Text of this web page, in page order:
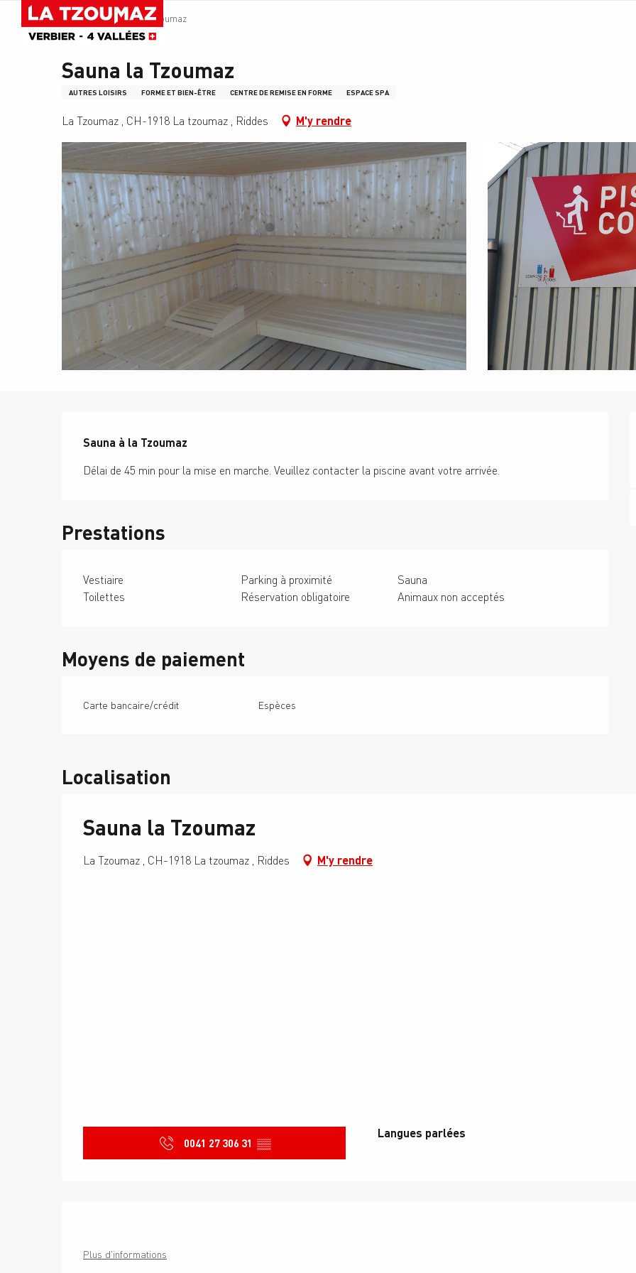
contenu
Accueil Sauna la Tzoumaz
Sauna la Tzoumaz
AUTRES LOISIRS FORME ET BIEN-ÊTRE CENTRE DE REMISE EN FORME ESPACE SPA
La Tzoumaz , CH-1918 La tzoumaz , Riddes M'y rendre
Sauna à la Tzoumaz
Délai de 45 min pour la mise en marche. Veuillez contacter la piscine avant votre arrivée.
Prestations
Vestiaire Parking à proximité
Sauna
Toilettes
Réservation obligatoire Animaux non acceptés
Moyens de paiement
Carte bancaire/crédit Espèces
Localisation
Sauna la Tzoumaz
La Tzoumaz , CH-1918 La tzoumaz , Riddes M'y rendre
0041 27 306 31 ▒▒
Langues parlées
Langues parlées
Plus d'informations